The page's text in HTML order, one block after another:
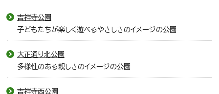
吉祥寺公園
子どもたちが楽しく遊べるやさしさのイメージの公園
大正通り北公園
多様性のある親しさのイメージの公園
吉祥寺西公園